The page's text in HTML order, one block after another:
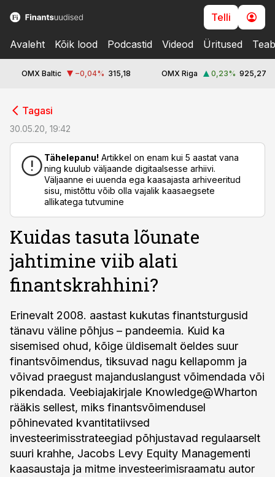
Telli
Avaleht Kõik lood Podcastid Videod Üritused
OMX Baltic −0,04% 315,18 OMX Riga 0,23% 925,27
Tagasi
30.05.20, 19:42
Tähelepanu! Artikkel on enam kui 5 aastat vana
ning kuulub väljaande digitaalsesse arhiivi.
Väljaanne ei uuenda ega kaasajasta arhiveeritud
sisu, mistõttu võib olla vajalik kaasaegsete
allikatega tutvumine
Kuidas tasuta lõunate
jahtimine viib alati
finantskrahhini?
Erinevalt 2008. aastast kukutas finantsturgusid
tänavu väline põhjus – pandeemia. Kuid ka
sisemised ohud, kõige üldisemalt öeldes suur
finantsvõimendus, tiksuvad nagu kellapomm ja
võivad praegust majanduslangust võimendada või
pikendada. Veebiajakirjale Knowledge@Wharton
rääkis sellest, miks finantsvõimendusel
põhinevated kvantitatiivsed
investeerimisstrateegiad põhjustavad regulaarselt
suuri krahhe, Jacobs Levy Equity Managementi
kaasaustaja ja mitme investeerimisraamatu autor